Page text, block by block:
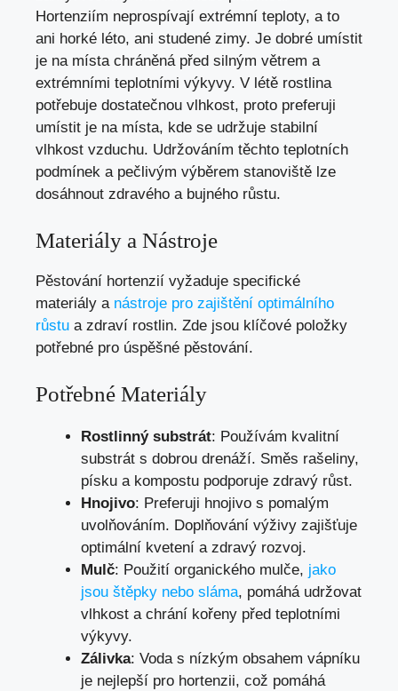
Hortenziím neprospívají extrémní teploty, a to
ani horké léto, ani studené zimy. Je dobré umístit
je na místa chráněná před silným větrem a
extrémními teplotními výkyvy. V létě rostlina
potřebuje dostatečnou vlhkost, proto preferuji
umístit je na místa, kde se udržuje stabilní
vlhkost vzduchu. Udržováním těchto teplotních
podmínek a pečlivým výběrem stanoviště lze
dosáhnout zdravého a bujného růstu.
Materiály a Nástroje
Pěstování hortenzií vyžaduje specifické
materiály a nástroje pro zajištění optimálního
růstu a zdraví rostlin. Zde jsou klíčové položky
potřebné pro úspěšné pěstování.
Potřebné Materiály
Rostlinný substrát: Používám kvalitní
substrát s dobrou drenáží. Směs rašeliny,
písku a kompostu podporuje zdravý růst.
Hnojivo: Preferuji hnojivo s pomalým
uvolňováním. Doplňování výživy zajišťuje
optimální kvetení a zdravý rozvoj.
Mulč: Použití organického mulče, jako
jsou štěpky nebo sláma, pomáhá udržovat
vlhkost a chrání kořeny před teplotními
výkyvy.
Zálivka: Voda s nízkým obsahem vápníku
je nejlepší pro hortenzii, což pomáhá